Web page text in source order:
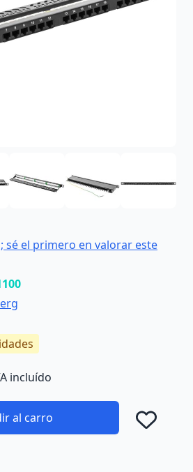
sé el primero en valorar este
incluído
al carro